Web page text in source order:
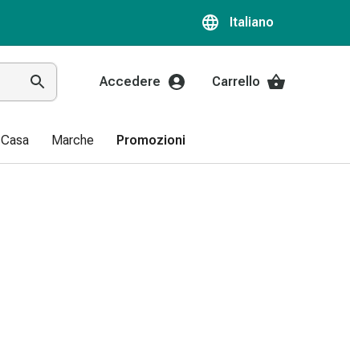
Italiano
Accedere Carrello
Casa Marche Promozioni